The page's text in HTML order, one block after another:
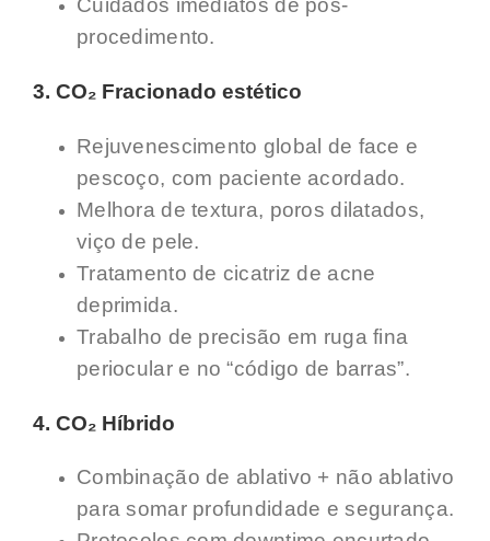
Cuidados imediatos de pós-
procedimento.
3. CO₂ Fracionado estético
Rejuvenescimento global de face e
pescoço, com paciente acordado.
Melhora de textura, poros dilatados,
viço de pele.
Tratamento de cicatriz de acne
deprimida.
Trabalho de precisão em ruga fina
periocular e no “código de barras”.
4. CO₂ Híbrido
Combinação de ablativo + não ablativo
para somar profundidade e segurança.